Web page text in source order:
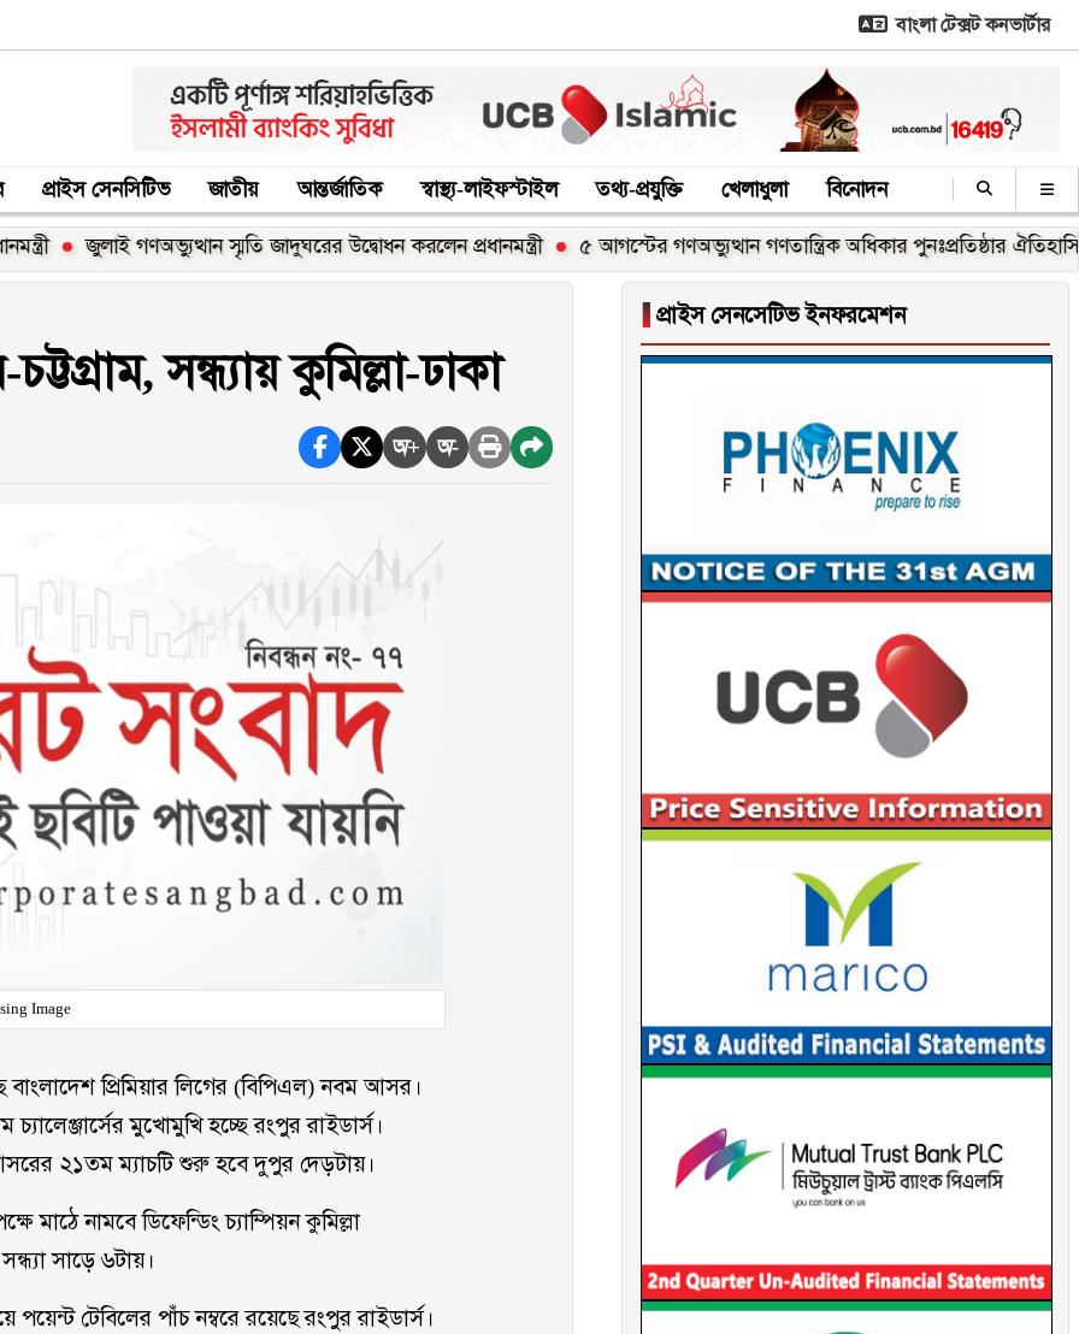
বাংলা টেক্সট কনভার্টার
প্রাইস সেনসিটিভ জাতীয় আন্তর্জাতিক স্বাস্থ্য-লাইফস্টাইল তথ্য-প্রযুক্তি খেলাধুলা বিনোদন
জুলাই গণঅভ্যুত্থান স্মৃতি জাদুঘরের উদ্বোধন করলেন প্রধানমন্ত্রী ৫ আগস্টের গণঅভ্যুত্থান গণতান্ত্রিক অধিকার পুনঃপ্রতিষ্ঠার ঐতিহাসিক বিজয়:
সন্ধ্যায় কুমিল্লা-ঢাকা
অ+ অ-
Image
বাংলাদেশ প্রিমিয়ার লিগের (বিপিএল) নবম আসর।
চ্যালেঞ্জার্সের মুখোমুখি হচ্ছে রংপুর রাইডার্স।
২১তম ম্যাচটি শুরু হবে দুপুর দেড়টায়।
মাঠে নামবে ডিফেন্ডিং চ্যাম্পিয়ন কুমিল্লা
সাড়ে ৬টায়।
টেবিলের পাঁচ নম্বরে রয়েছে রংপুর রাইডার্স।
▐ প্রাইস সেনসেটিভ ইনফরমেশন